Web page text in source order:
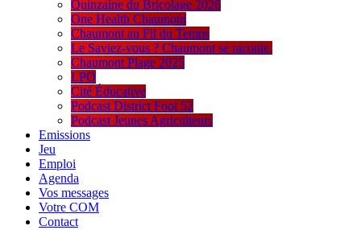
Quinzaine du Bricolage 2026
One Health Chaumont
Chaumont au Fil du Temps
Le Saviez-vous ? Chaumont se raconte.
Chaumont Plage 2025
LPO
Cité Éducative
Podcast District Foot 52
Podcast Jeunes Agriculteurs
Emissions
Jeu
Emploi
Agenda
Vos messages
Votre COM
Contact